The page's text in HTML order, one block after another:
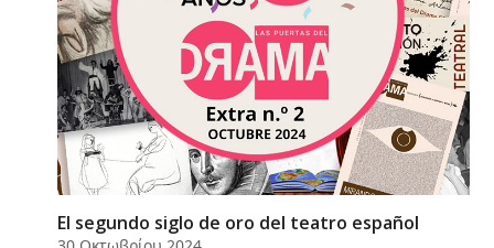
El segundo siglo de oro del teatro español